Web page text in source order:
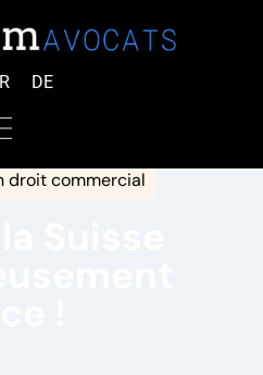
DE
droit commercial